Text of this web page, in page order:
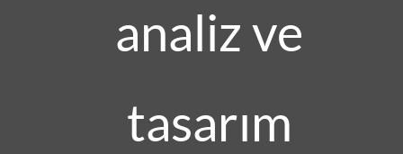
analiz ve
tasarım